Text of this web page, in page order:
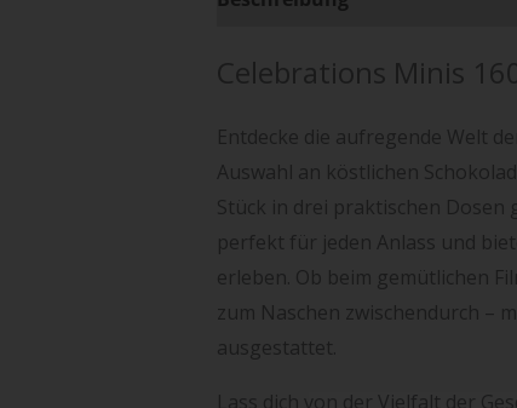
Celebrations Minis
Entdecke die aufregende Welt
Auswahl an köstlichen
Stück in drei praktischen Dosen
perfekt für jeden Anlass und
erleben. Ob beim gemütlichen
zum Naschen zwischendurch –
ausgestattet.
Lass dich von der Vielfalt der